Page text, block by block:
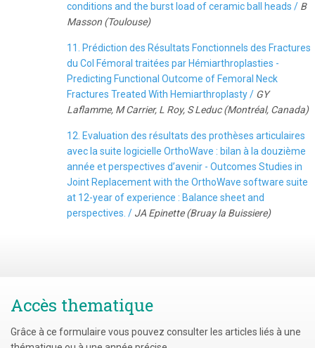
conditions and the burst load of ceramic ball heads / B
Masson (Toulouse)
11. Prédiction des Résultats Fonctionnels des Fractures
du Col Fémoral traitées par Hémiarthroplasties -
Predicting Functional Outcome of Femoral Neck
Fractures Treated With Hemiarthroplasty / GY
Laflamme, M Carrier, L Roy, S Leduc (Montréal, Canada)
12. Evaluation des résultats des prothèses articulaires
avec la suite logicielle OrthoWave : bilan à la douzième
année et perspectives d’avenir - Outcomes Studies in
Joint Replacement with the OrthoWave software suite
at 12-year of experience : Balance sheet and
perspectives. / JA Epinette (Bruay la Buissiere)
Accès thematique
Grâce à ce formulaire vous pouvez consulter les articles liés à une